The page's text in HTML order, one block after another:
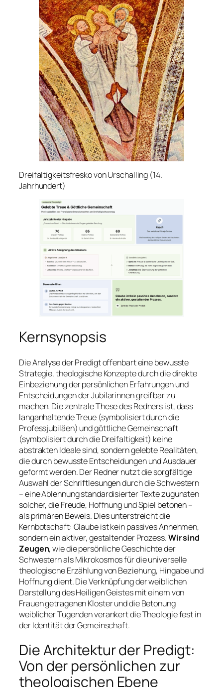
Dreifaltigkeitsfresko von Urschalling (14.
Jahrhundert)
Kernsynopsis
Die Analyse der Predigt offenbart eine bewusste
Strategie, theologische Konzepte durch die direkte
Einbeziehung der persönlichen Erfahrungen und
Entscheidungen der Jubilarinnen greifbar zu
machen. Die zentrale These des Redners ist, dass
langanhaltende Treue (symbolisiert durch die
Professjubiläen) und göttliche Gemeinschaft
(symbolisiert durch die Dreifaltigkeit) keine
abstrakten Ideale sind, sondern gelebte Realitäten,
die durch bewusste Entscheidungen und Ausdauer
geformt werden. Der Redner nutzt die sorgfältige
Auswahl der Schriftlesungen durch die Schwestern
– eine Ablehnung standardisierter Texte zugunsten
solcher, die Freude, Hoffnung und Spiel betonen –
als primären Beweis. Dies unterstreicht die
Kernbotschaft: Glaube ist kein passives Annehmen,
sondern ein aktiver, gestaltender Prozess.Wir sind
Zeugen, wie die persönliche Geschichte der
Schwestern als Mikrokosmos für die universelle
theologische Erzählung von Beziehung, Hingabe und
Hoffnung dient. Die Verknüpfung der weiblichen
Darstellung des Heiligen Geistes mit einem von
Frauen getragenen Kloster und die Betonung
weiblicher Tugenden verankert die Theologie fest in
der Identität der Gemeinschaft.
Die Architektur der Predigt:
Von der persönlichen zur
theologischen Ebene